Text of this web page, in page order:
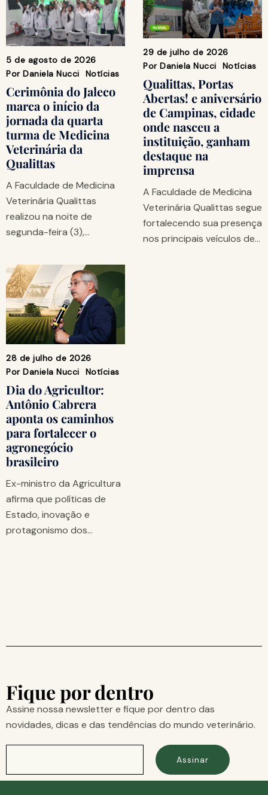
5 de agosto de 2026
Por Daniela Nucci Notícias
Cerimônia do Jaleco
marca o início da
jornada da quarta
turma de Medicina
Veterinária da
Qualittas
A Faculdade de Medicina
Veterinária Qualittas
realizou na noite de
segunda-feira (3),…
29 de julho de 2026
Por Daniela Nucci Notícias
Qualittas, Portas
Abertas! e aniversário
de Campinas, cidade
onde nasceu a
instituição, ganham
destaque na
imprensa
A Faculdade de Medicina
Veterinária Qualittas segue
fortalecendo sua presença
nos principais veículos de…
28 de julho de 2026
Por Daniela Nucci Notícias
Dia do Agricultor:
Antônio Cabrera
aponta os caminhos
para fortalecer o
agronegócio
brasileiro
Ex-ministro da Agricultura
afirma que políticas de
Estado, inovação e
protagonismo dos…
Fique por dentro
Assine nossa newsletter e fique por dentro das
novidades, dicas e das tendências do mundo veterinário.
Assinar